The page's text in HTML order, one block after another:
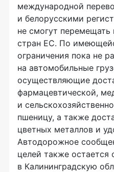
международной
и белорусскими
не смогут перемещать
стран ЕС. По
ограничения пока не
на автомобильные
осуществляющие
фармацевтической,
и
пшеницу, а также
цветных металлов и
Автодорожное
целей также остается
в Калининградскую